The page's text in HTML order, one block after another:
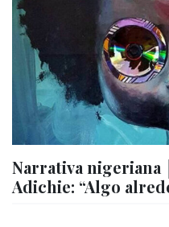
Narrativa nigeriana
Adichie: “Algo